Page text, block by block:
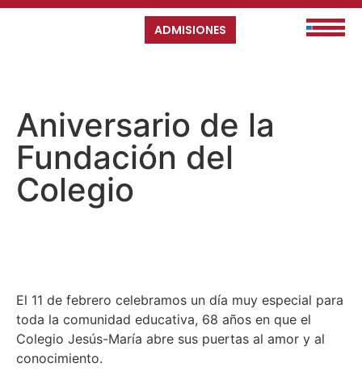
ADMISIONES
Aniversario de la
Fundación del
Colegio
El 11 de febrero celebramos un día muy especial para
toda la comunidad educativa, 68 años en que el
Colegio Jesús-María abre sus puertas al amor y al
conocimiento.